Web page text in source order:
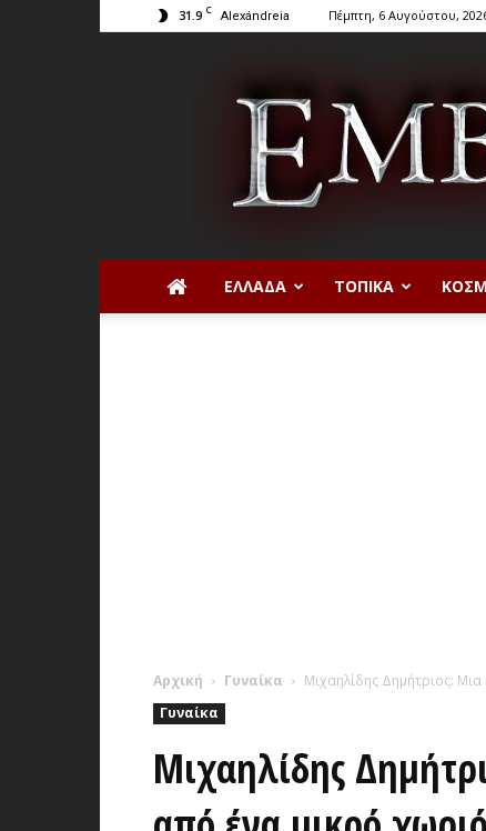
31.9 C Alexándreia Πέμπτη, 6 Αυγούστου,
ΕΛΛΆΔΑ ΤΟΠΙΚΆ
Αρχική Γυναίκα
Μιχαηλίδης Δημήτριος:
Γυναίκα
Μιχαηλίδης